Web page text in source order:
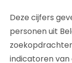
Deze cijfers
personen uit
indicatoren van